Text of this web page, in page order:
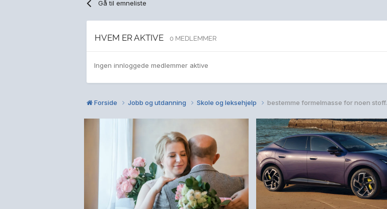
Gå til emneliste
HVEM ER AKTIVE 0 MEDLEMMER
Ingen innloggede medlemmer aktive
Forside Jobb og utdanning Skole og leksehjelp bestemme formelmasse for noen stoff.